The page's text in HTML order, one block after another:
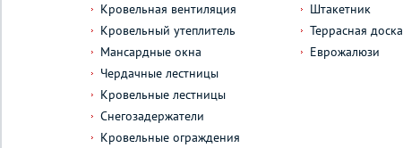
Кровельная вентиляция
Кровельный утеплитель
Мансардные окна
Чердачные лестницы
Кровельные лестницы
Снегозадержатели
Кровельные ограждения
Штакетник
Террасная доска
Еврожалюзи